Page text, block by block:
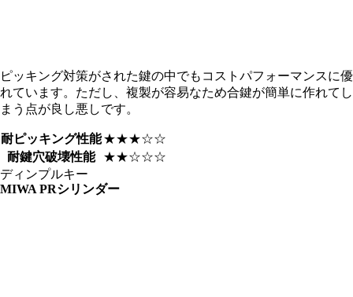
ピッキング対策がされた鍵の中でもコストパフォーマンスに優
れています。ただし、複製が容易なため合鍵が簡単に作れてし
まう点が良し悪しです。
耐ピッキング性能★★★☆☆
耐鍵穴破壊性能
★★☆☆☆
ディンプルキー
MIWA PRシリンダー